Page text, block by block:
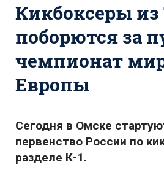
Ремонт Обводного шоссе
Набережная Тольятти
Неделя Тольятти
Кикбоксеры
поборются за
чемпионат
Европы
Сегодня в Омске
первенство России по
разделе К-1.